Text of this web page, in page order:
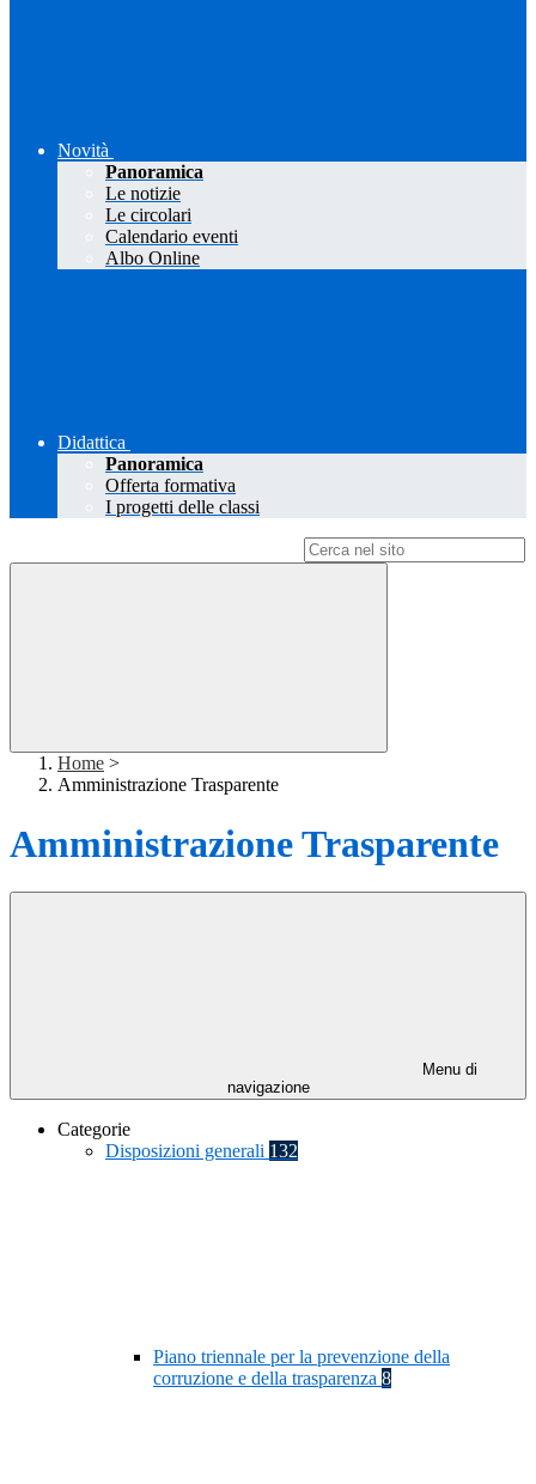
Novità
Panoramica
Le notizie
Le circolari
Calendario eventi
Albo Online
Didattica
Panoramica
Offerta formativa
I progetti delle classi
Home >
Amministrazione Trasparente
Amministrazione Trasparente
Menu di
navigazione
Categorie
Disposizioni generali 132
Piano triennale per la prevenzione della
corruzione e della trasparenza 8